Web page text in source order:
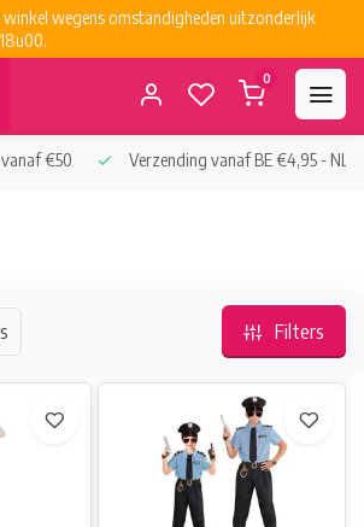
wegens omstandigheden uitzonderlijk
0
€50 Verzending vanaf BE €4,95 - NL
Filters